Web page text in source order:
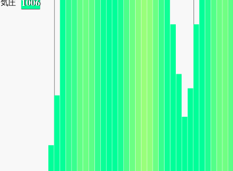
気圧